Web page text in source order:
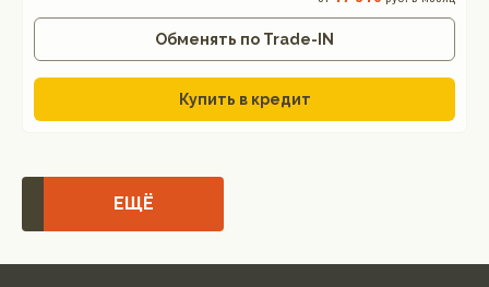
Обменять по Trade-IN
Купить в кредит
ЕЩЁ